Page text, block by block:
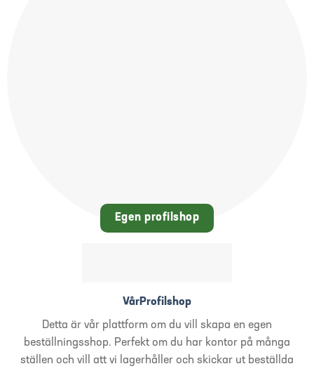
Egen profilshop
VårProfilshop
Detta är vår plattform om du vill skapa en egen
beställningsshop. Perfekt om du har kontor på många
ställen och vill att vi lagerhåller och skickar ut beställda